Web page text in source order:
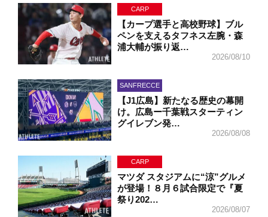
CARP
【カープ選手と高校野球】ブル
ペンを支えるタフネス左腕・森
浦大輔が振り返…
2026/08/10
SANFRECCE
【J1広島】新たなる歴史の幕開
け。広島ー千葉戦スターティン
グイレブン発…
2026/08/08
CARP
マツダ スタジアムに“涼”グルメ
が登場！８月６試合限定で『夏
祭り202…
2026/08/07